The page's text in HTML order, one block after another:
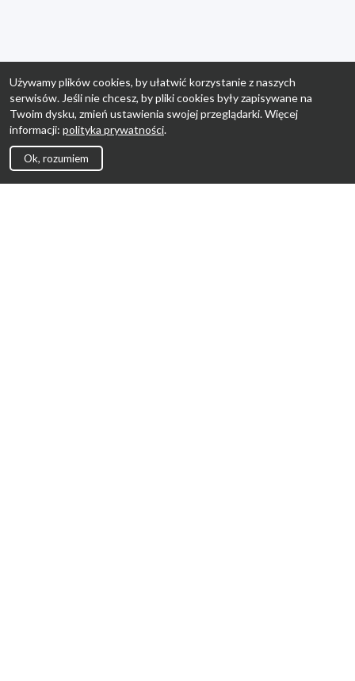
Używamy plików cookies, by ułatwić korzystanie z naszych
serwisów. Jeśli nie chcesz, by pliki cookies były zapisywane na
Twoim dysku, zmień ustawienia swojej przeglądarki. Więcej
informacji: polityka prywatności.
Ok, rozumiem